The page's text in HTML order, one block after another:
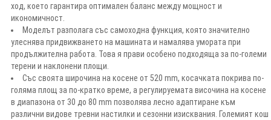
ход, което гарантира оптимален баланс между мощност и
икономичност.
Моделът разполага със самоходна функция, която значително
улеснява придвижването на машината и намалява умората при
продължителна работа. Това я прави особено подходяща за по-големи
терени и наклонени площи.
Със своята широчина на косене от 520 mm, косачката покрива по-
голяма площ за по-кратко време, а регулируемата височина на косене
в диапазона от 30 до 80 mm позволява лесно адаптиране към
различни видове тревни настилки и сезонни изисквания. Големият кош